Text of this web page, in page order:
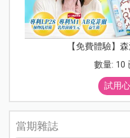
【免費體驗】
數量: 10
試用
當期雜誌